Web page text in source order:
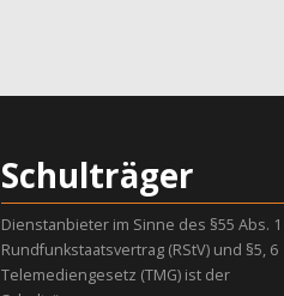
Schulträger
Dienstanbieter im Sinne des §55 Abs. 1
Rundfunkstaatsvertrag (RStV) und §5, 6
Telemediengesetz (TMG) ist der